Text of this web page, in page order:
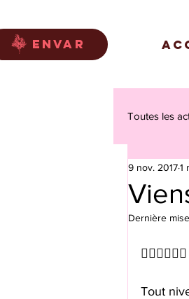
envar
Toutes les
9 nov. 20171
Dernière
Tout